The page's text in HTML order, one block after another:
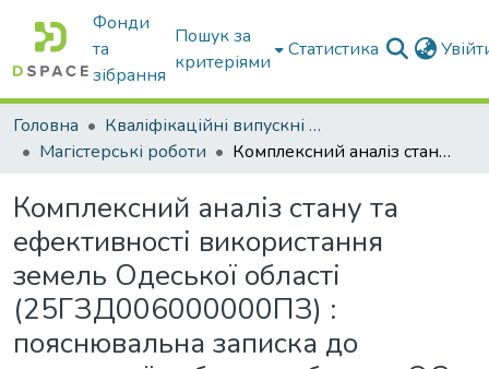
Фонди
та
зібрання
Пошук за
критеріями
Статистика
Головна
Кваліфікаційні випускні роботи бакалаврів і магістрів
Магістерські роботи
Комплексний аналіз стану та ефективності використання земель Одеської області (25ГЗД006000000ПЗ) : пояснювальна записка до дипломної роботи здобувача ОС «Магістр» : спец. 193 Геодезія та землеустрій ОПП «Геодезія та землеустрій»
Комплексний аналіз стану та
ефективності використання
земель Одеської області
(25ГЗД006000000ПЗ) :
пояснювальна записка до